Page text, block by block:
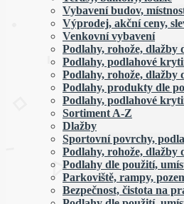
Vybavení budov,
Výprodej, akční ceny,
Venkovní vybavení
Podlahy, rohože, dlažby
Podlahy, podlahové
Podlahy, rohože, dlažby
Podlahy, produkty dle
Podlahy, podlahové
Sortiment A-Z
Dlažby
Sportovní povrchy,
Podlahy, rohože, dlažby
Podlahy dle použití,
Parkoviště, rampy,
Bezpečnost, čistota na